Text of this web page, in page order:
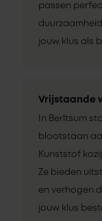
passen
jouw klus als
Vrijstaande
In Berltsum
blootstaan
Kunststof
Ze bieden
en verhogen
jouw klus